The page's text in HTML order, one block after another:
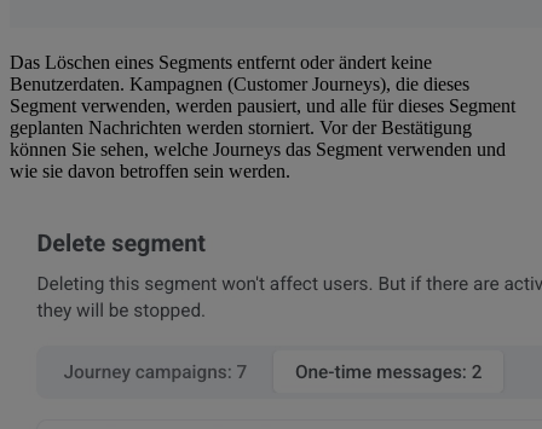
Das Löschen eines Segments entfernt oder ändert keine
Benutzerdaten. Kampagnen (Customer Journeys), die dieses
Segment verwenden, werden pausiert, und alle für dieses Segment
geplanten Nachrichten werden storniert. Vor der Bestätigung
können Sie sehen, welche Journeys das Segment verwenden und
wie sie davon betroffen sein werden.